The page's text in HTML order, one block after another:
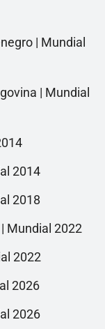
| Mundial
| Mundial
2014
2018
Mundial 2022
2022
2026
2026